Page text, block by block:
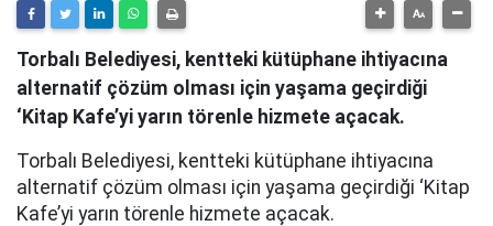
Torbalı Belediyesi, kentteki kütüphane ihtiyacına
alternatif çözüm olması için yaşama geçirdiği
‘Kitap Kafe’yi yarın törenle hizmete açacak.
Torbalı Belediyesi, kentteki kütüphane ihtiyacına
alternatif çözüm olması için yaşama geçirdiği ‘Kitap
Kafe’yi yarın törenle hizmete açacak.